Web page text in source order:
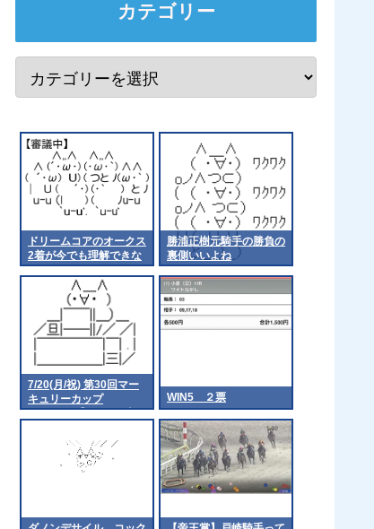
カテゴリー
ドリームコアのオークス
2着が今でも理解できな
い
勝浦正樹元騎手の勝負の
裏側いいよね
7/20(月/祝) 第30回マー
キュリーカップ
（Jpn3）【18:15発走予
WIN5 ２票